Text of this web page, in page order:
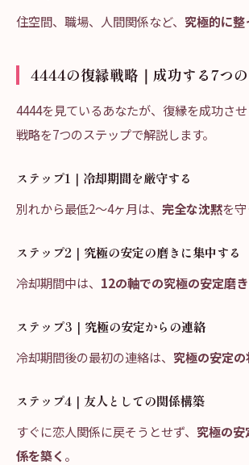
住空間、職場、人間関係など、 究極的に
4444の復縁戦略｜成功する7つ
4444を見ているあなたが、復縁を成功さ
戦略を7つのステップで解説します。
ステップ1｜冷却期間を厳守する
別れから最低2〜4ヶ月は、 完全な沈黙を守
ステップ2｜究極の安定の磨きに集中する
冷却期間中は、 12の軸での究極の安定磨き
ステップ3｜究極の安定からの連絡
冷却期間後の最初の連絡は、 究極の安定
ステップ4｜友人としての関係構築
すぐに恋人関係に戻そうとせず、 究極の
係を築く 。